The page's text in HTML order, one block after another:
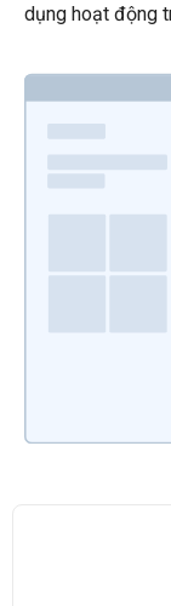
dụng hoạt động